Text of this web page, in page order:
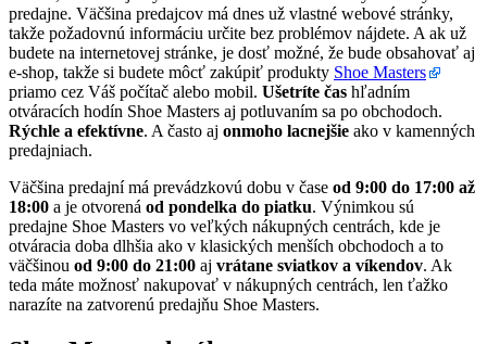
predajne. Väčšina predajcov má dnes už vlastné webové stránky,
takže požadovnú informáciu určite bez problémov nájdete. A ak už
budete na internetovej stránke, je dosť možné, že bude obsahovať aj
e-shop, takže si budete môcť zakúpiť produkty Shoe Masters
priamo cez Váš počítač alebo mobil. Ušetríte čas hľadním
otváracích hodín Shoe Masters aj potluvaním sa po obchodoch.
Rýchle a efektívne. A často aj onmoho lacnejšie ako v kamenných
predajniach.
Väčšina predajní má prevádzkovú dobu v čase od 9:00 do 17:00 až
18:00 a je otvorená od pondelka do piatku. Výnimkou sú
predajne Shoe Masters vo veľkých nákupných centrách, kde je
otváracia doba dlhšia ako v klasických menších obchodoch a to
väčšinou od 9:00 do 21:00 aj vrátane sviatkov a víkendov. Ak
teda máte možnosť nakupovať v nákupných centrách, len ťažko
narazíte na zatvorenú predajňu Shoe Masters.